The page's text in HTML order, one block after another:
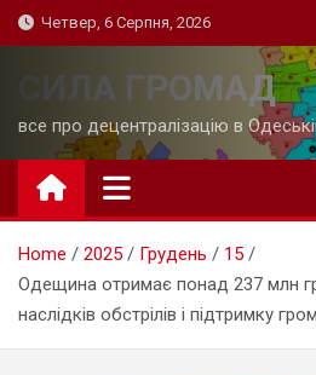
Skip
to
Четвер, 6 Серпня, 2026
СИЛА ГРОМАД
все про децентралізацію в
Home 2025 Грудень
15
Одещина отримає понад 237 млн
наслідків обстрілів і підтримку